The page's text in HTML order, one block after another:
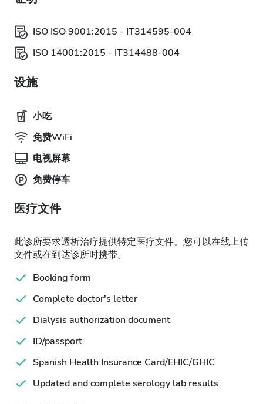
ISO ISO 9001:2015 - IT314595-004
ISO 14001:2015 - IT314488-004
设施
小吃
免费WiFi
电视屏幕
免费停车
医疗文件
此诊所要求透析治疗提供特定医疗文件。您可以在线上传
文件或在到达诊所时携带。
Booking form
Complete doctor's letter
Dialysis authorization document
ID/passport
Spanish Health Insurance Card/EHIC/GHIC
Updated and complete serology lab results